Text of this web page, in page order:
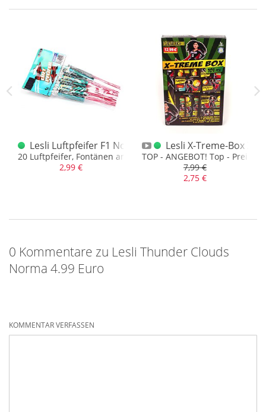
Postenangebot deutlich drunter zu bleiben. Es kann hier also
Leuchtsternen
Lesli Luftpfeifer F1 Norma 20er
20 Luftpfeifer, Fontänen am Stab
2,99 €
Lesli X-Treme-Box
TOP - ANGEBOT! Top - Preis!
7,99 €
2,75 €
0 Kommentare zu Lesli Thunder Clouds
Norma 4.99 Euro
KOMMENTAR VERFASSEN